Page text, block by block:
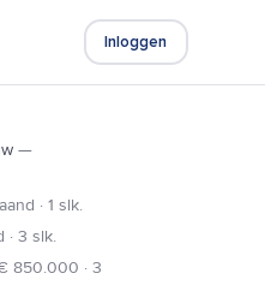
Inloggen
—
· 1 slk.
· 3 slk.
850.000 · 3